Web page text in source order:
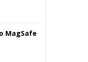
MagSafe